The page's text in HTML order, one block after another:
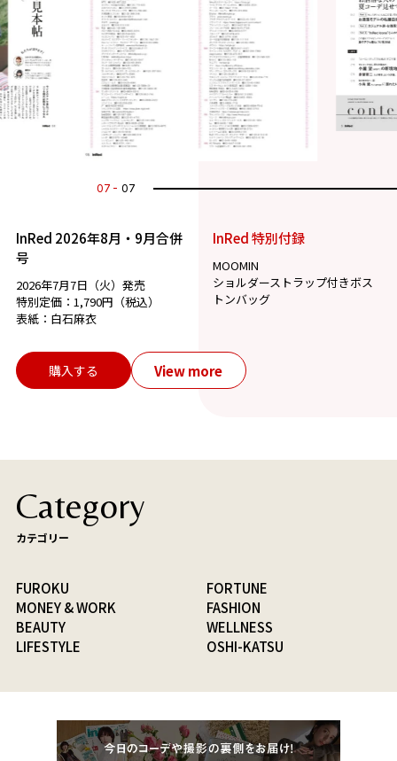
07 07
InRed 2026年8月・9月合併
号
2026年7月7日（火）発売
特別定価：1,790円（税込）
表紙：白石麻衣
InRed 特別付録
MOOMIN
ショルダーストラップ付きボス
トンバッグ
購入する View more
Category
カテゴリー
FUROKU
FORTUNE
MONEY & WORK
FASHION
BEAUTY
WELLNESS
LIFESTYLE
OSHI-KATSU